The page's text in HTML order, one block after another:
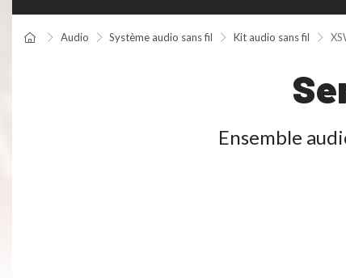
Audio Système audio sans fil Kit audio sans fil
Ensemble